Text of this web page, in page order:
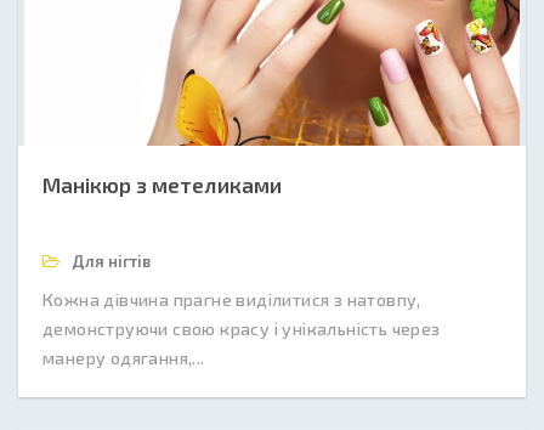
Манікюр з метеликами
Для нігтів
Кожна дівчина прагне виділитися з натовпу,
демонструючи свою красу і унікальність через
манеру одягання,...